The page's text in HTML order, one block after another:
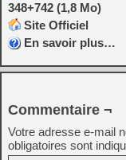
348+742 (1,8 Mo)
Site Officiel
En savoir plus…
Commentaire ¬
Votre adresse e-mail
obligatoires sont